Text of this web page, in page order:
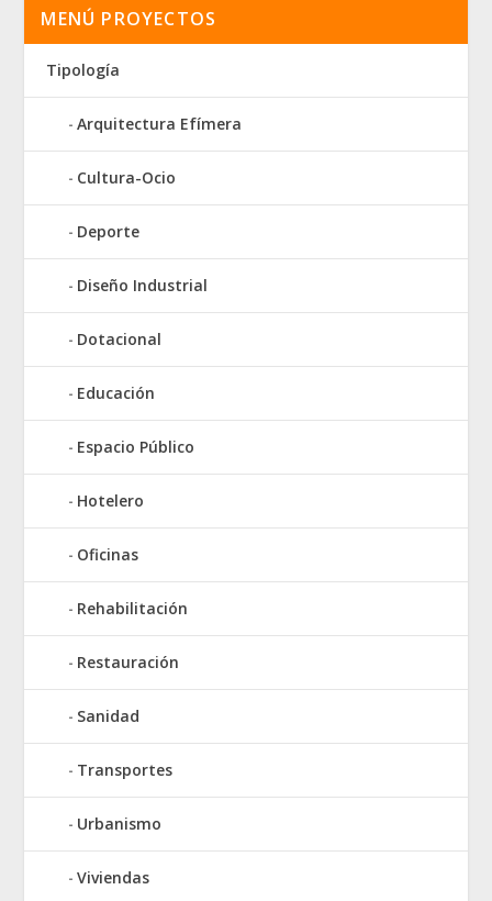
MENÚ PROYECTOS
Tipología
Arquitectura Efímera
Cultura-Ocio
Deporte
Diseño Industrial
Dotacional
Educación
Espacio Público
Hotelero
Oficinas
Rehabilitación
Restauración
Sanidad
Transportes
Urbanismo
Viviendas